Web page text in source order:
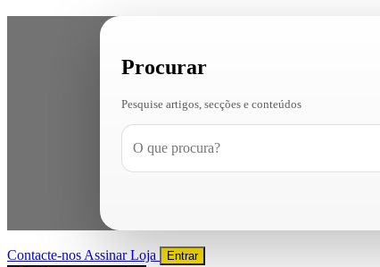
Procurar
Pesquise artigos, secções e conteúdos
Contacte-nos AssinarLoja Entrar